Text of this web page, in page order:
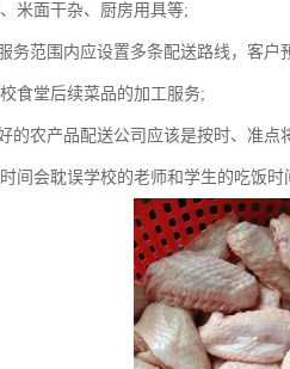
米面干杂、厨房用具等;
务范围内应设置多条配送路线，客
食堂后续菜品的加工服务;
的农产品配送公司应该是按时、准
间会耽误学校的老师和学生的吃饭时